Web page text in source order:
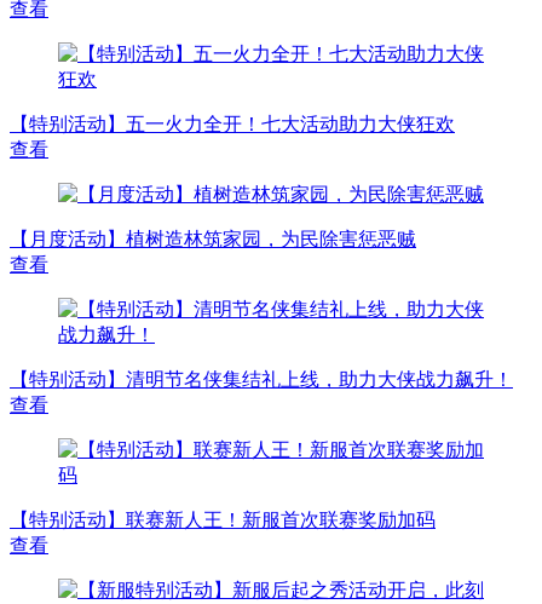
查看
【特别活动】五一火力全开！七大活动助力大侠狂欢
查看
【月度活动】植树造林筑家园，为民除害惩恶贼
查看
【特别活动】清明节名侠集结礼上线，助力大侠战力飙升！
查看
【特别活动】联赛新人王！新服首次联赛奖励加码
查看